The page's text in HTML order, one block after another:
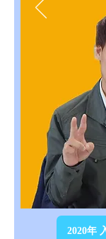
2020年